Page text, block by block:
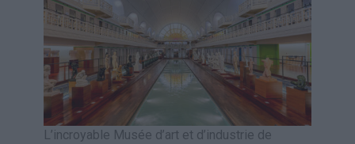
L’incroyable Musée d’art et d’industrie de